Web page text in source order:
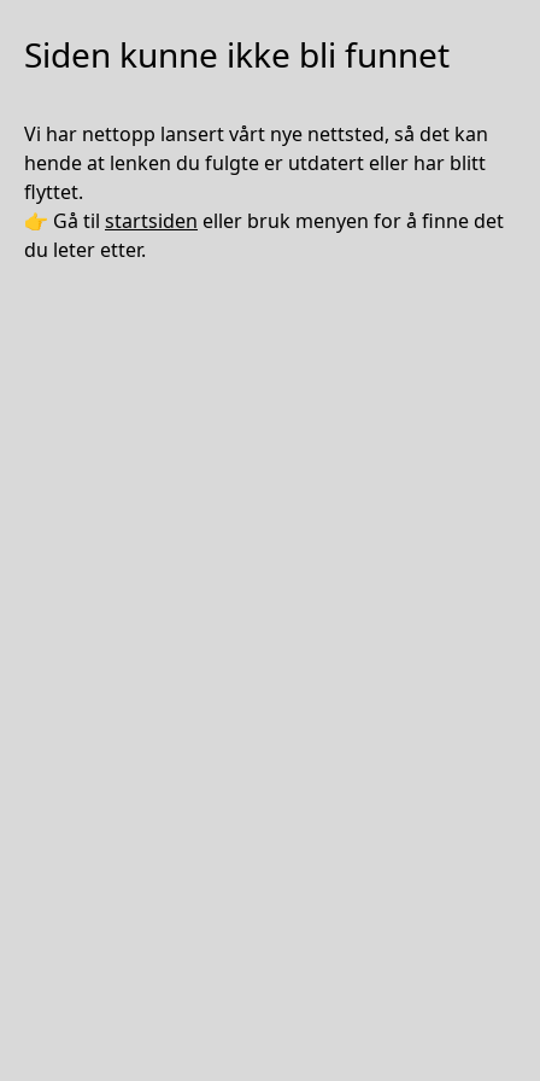
Siden kunne ikke bli funnet
Vi har nettopp lansert vårt nye nettsted, så det kan
hende at lenken du fulgte er utdatert eller har blitt
flyttet.
👉 Gå til startsiden eller bruk menyen for å finne det
du leter etter.